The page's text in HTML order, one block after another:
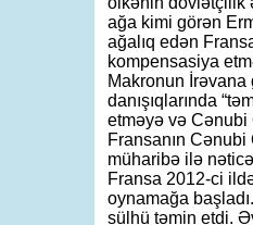
ağa kimi görən
ağalıq edən
kompensasiya
Makronun
danışıqlarında
etməyə və Cənubi
Fransanın
müharibə ilə
Fransa 2012-ci
oynamağa
sülhü təmin etdi.